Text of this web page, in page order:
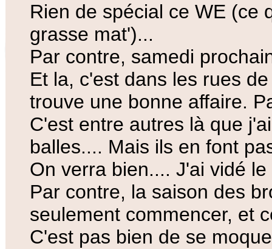
Rien de spécial ce WE (ce
grasse mat')...
Par contre, samedi
Et la, c'est dans les rues
trouve une bonne affaire.
C'est entre autres là que
balles.... Mais ils en font
On verra bien.... J'ai vidé
Par contre, la saison des
seulement commencer, et
C'est pas bien de se